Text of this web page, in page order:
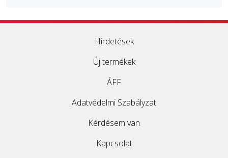
Hirdetések
Új termékek
ÁFF
Adatvédelmi Szabályzat
Kérdésem van
Kapcsolat